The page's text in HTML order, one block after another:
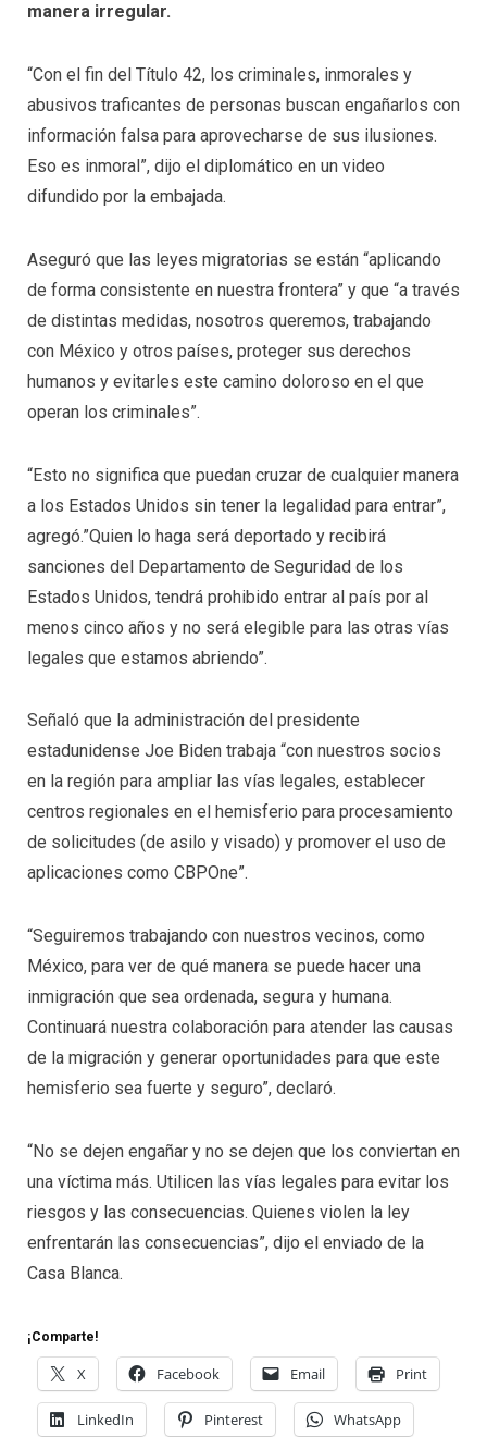
manera irregular.
“Con el fin del Título 42, los criminales, inmorales y
abusivos traficantes de personas buscan engañarlos con
información falsa para aprovecharse de sus ilusiones.
Eso es inmoral”, dijo el diplomático en un video
difundido por la embajada.
Aseguró que las leyes migratorias se están “aplicando
de forma consistente en nuestra frontera” y que “a través
de distintas medidas, nosotros queremos, trabajando
con México y otros países, proteger sus derechos
humanos y evitarles este camino doloroso en el que
operan los criminales”.
“Esto no significa que puedan cruzar de cualquier manera
a los Estados Unidos sin tener la legalidad para entrar”,
agregó.”Quien lo haga será deportado y recibirá
sanciones del Departamento de Seguridad de los
Estados Unidos, tendrá prohibido entrar al país por al
menos cinco años y no será elegible para las otras vías
legales que estamos abriendo”.
Señaló que la administración del presidente
estadunidense Joe Biden trabaja “con nuestros socios
en la región para ampliar las vías legales, establecer
centros regionales en el hemisferio para procesamiento
de solicitudes (de asilo y visado) y promover el uso de
aplicaciones como CBPOne”.
“Seguiremos trabajando con nuestros vecinos, como
México, para ver de qué manera se puede hacer una
inmigración que sea ordenada, segura y humana.
Continuará nuestra colaboración para atender las causas
de la migración y generar oportunidades para que este
hemisferio sea fuerte y seguro”, declaró.
“No se dejen engañar y no se dejen que los conviertan en
una víctima más. Utilicen las vías legales para evitar los
riesgos y las consecuencias. Quienes violen la ley
enfrentarán las consecuencias”, dijo el enviado de la
Casa Blanca.
¡Comparte!
X Facebook Email Print
LinkedIn Pinterest WhatsApp